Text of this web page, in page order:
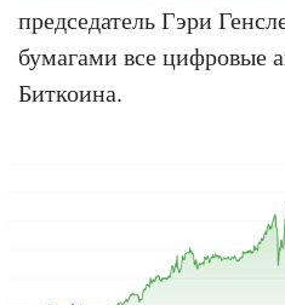
председатель Гэри
бумагами все цифровые
Биткоина.